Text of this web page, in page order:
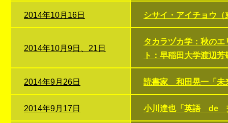
2014年10月16日 シサイ・アイチョウ
2014年10月9日、21日
タカラヅカ学：秋の
ト：早稲田大学渡辺
2014年9月26日 読書家 和田晃一「
2014年9月17日 小川達也「英語 de